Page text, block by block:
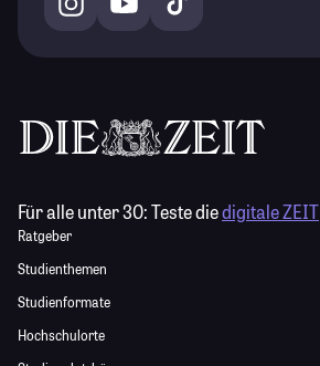
Für alle unter 30:Teste diedigitale ZEIT
Ratgeber
Studienthemen
Studienformate
Hochschulorte